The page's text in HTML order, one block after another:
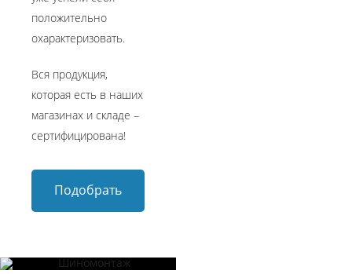
положительно
охарактеризовать.
Вся продукция,​
которая есть в наших
магазинах и складе –
сертифицирована!
Подобрать